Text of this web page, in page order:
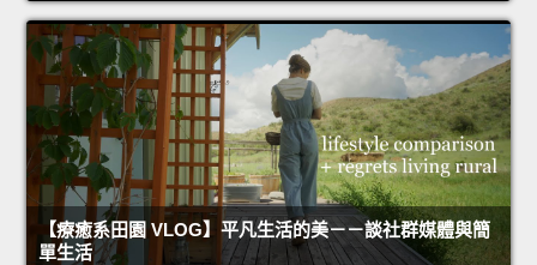
【療癒系田園 VLOG】平凡生活的美－－談社群媒體與簡
單生活